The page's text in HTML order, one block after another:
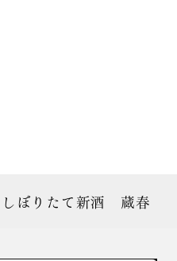
しぼりたて新酒 蔵春